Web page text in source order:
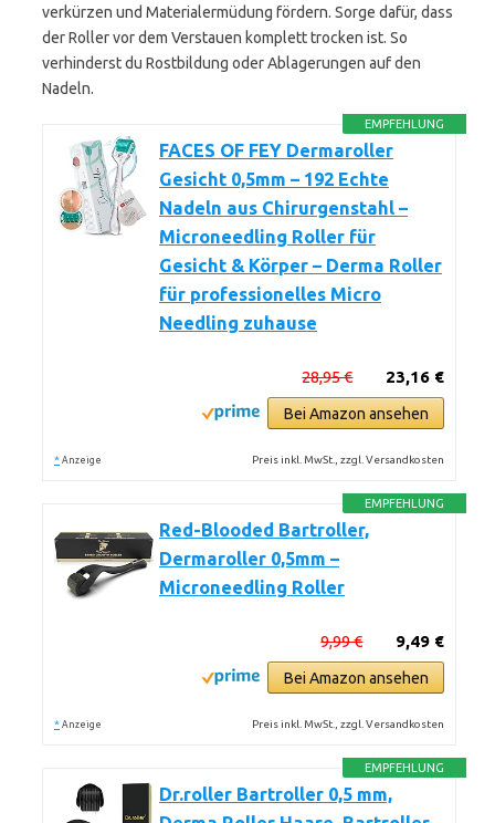
verkürzen und Materialermüdung fördern. Sorge dafür, dass
der Roller vor dem Verstauen komplett trocken ist. So
verhinderst du Rostbildung oder Ablagerungen auf den
Nadeln.
EMPFEHLUNG
FACES OF FEY Dermaroller
Gesicht 0,5mm – 192 Echte
Nadeln aus Chirurgenstahl –
Microneedling Roller für
Gesicht & Körper – Derma Roller
für professionelles Micro
Needling zuhause
23,16 €
28,95 €
Bei Amazon ansehen
* Anzeige Preis inkl. MwSt., zzgl. Versandkosten
EMPFEHLUNG
Red-Blooded Bartroller,
Dermaroller 0,5mm –
Microneedling Roller
9,49 €
9,99 €
Bei Amazon ansehen
* Anzeige Preis inkl. MwSt., zzgl. Versandkosten
EMPFEHLUNG
Dr.roller Bartroller 0,5 mm,